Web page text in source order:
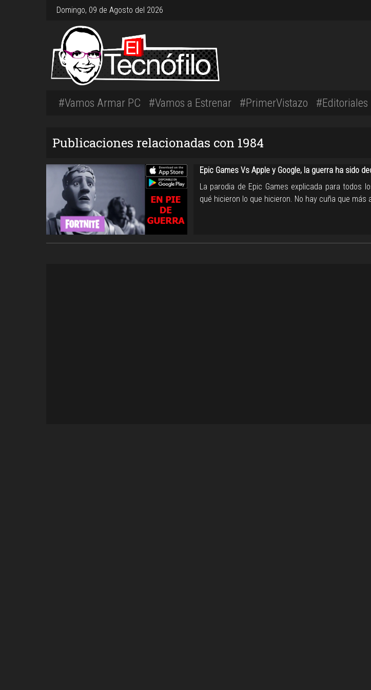
Domingo, 09 de Agosto del 2026
#Vamos Armar PC #Vamos a Estrenar #PrimerVistazo #Editoriales
Publicaciones relacionadas con 1984
Epic Games Vs Apple y Google, la guerra ha sido
La parodia de Epic Games explicada para todos
qué hicieron lo que hicieron. No hay cuña que más